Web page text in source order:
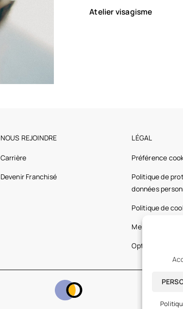
Atelier visagisme
NOUS REJOINDRE
Carrière
Devenir Franchisé
LÉGAL
Préférence
Politique de
données
Politique de
Mentions légales
Optic 2000